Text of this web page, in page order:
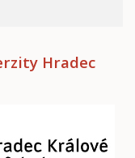
Hradec